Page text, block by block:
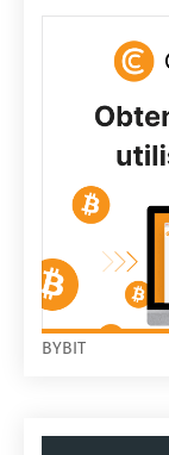
BYBIT